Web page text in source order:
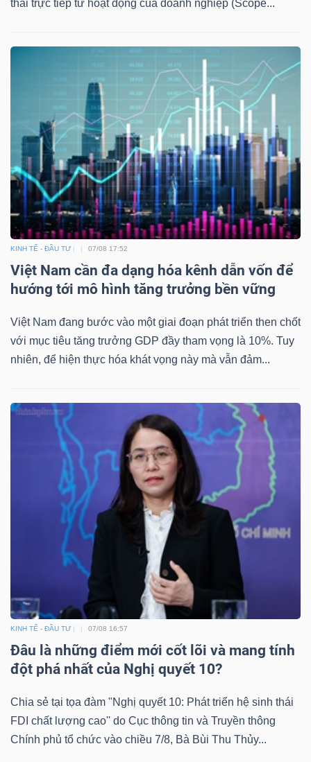
thải trực tiếp từ hoạt động của doanh nghiệp (Scope...
KINH TẾ - ĐẦU TƯ 07/08 17:52
Việt Nam cần đa dạng hóa kênh dẫn vốn để
hướng tới mô hình tăng trưởng bền vững
Việt Nam đang bước vào một giai đoạn phát triển then chốt
với mục tiêu tăng trưởng GDP đầy tham vọng là 10%. Tuy
nhiên, để hiện thực hóa khát vọng này mà vẫn đảm...
KINH TẾ - ĐẦU TƯ 07/08 16:57
Đâu là những điểm mới cốt lõi và mang tính
đột phá nhất của Nghị quyết 10?
Chia sẻ tại tọa đàm "Nghị quyết 10: Phát triển hệ sinh thái
FDI chất lượng cao'' do Cục thông tin và Truyền thông
Chính phủ tổ chức vào chiều 7/8, Bà Bùi Thu Thủy...